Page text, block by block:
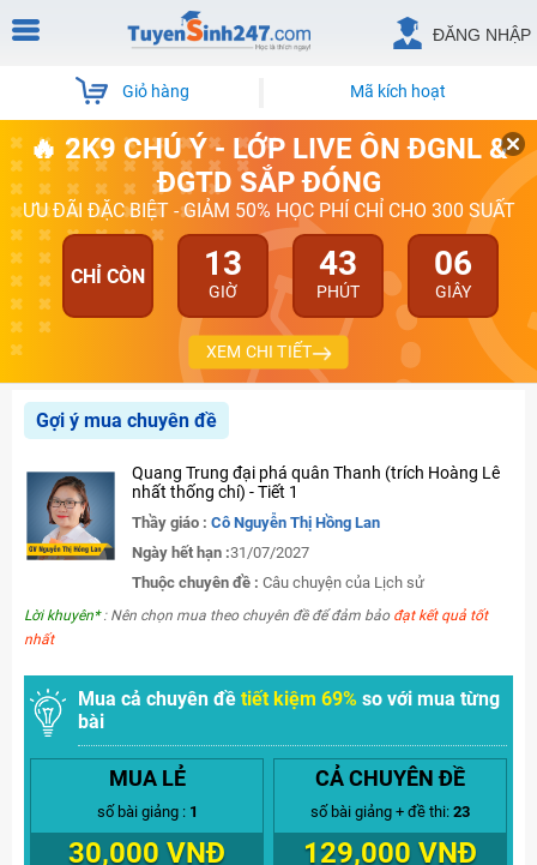
ĐĂNG NHẬP
Giỏ hàng Mã kích hoạt
🔥 2K9 CHÚ Ý - LỚP LIVE ÔN ĐGNL &
ĐGTD SẮP ĐÓNG
ƯU ĐÃI ĐẶC BIỆT - GIẢM 50% HỌC PHÍ CHỈ CHO 300 SUẤT
CHỈ CÒN 13
GIỜ
43
PHÚT
06
GIÂY
XEM CHI TIẾT
Gợi ý mua chuyên đề
Quang Trung đại phá quân Thanh (trích Hoàng Lê
nhất thống chí) - Tiết 1
Thầy giáo : Cô Nguyễn Thị Hồng Lan
Ngày hết hạn :31/07/2027
Thuộc chuyên đề : Câu chuyện của Lịch sử
Lời khuyên*: Nên chọn mua theo chuyên đề để đảm bảo đạt kết quả tốt
nhất
Mua cả chuyên đề tiết kiệm 69% so với mua từng
bài
MUA LẺ
số bài giảng : 1
30,000 VNĐ
CẢ CHUYÊN ĐỀ
số bài giảng + đề thi: 23
129,000 VNĐ